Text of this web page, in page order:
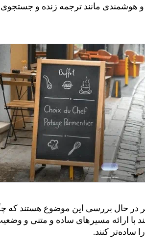
هوشمندی مانند ترجمه زنده و جستجوی
در حال بررسی این موضوع هستند که
ارائه مسیرهای ساده و متنی و
ساده‌تر کنند.